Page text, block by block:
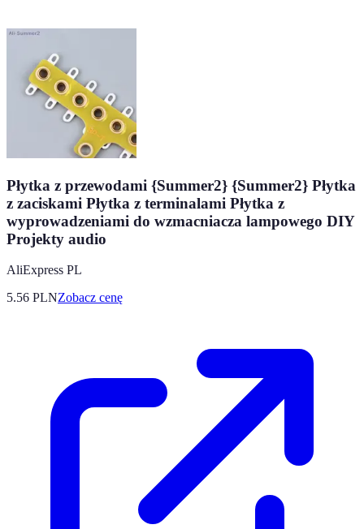
Płytka z przewodami {Summer2} {Summer2} Płytka
z zaciskami Płytka z terminalami Płytka z
wyprowadzeniami do wzmacniacza lampowego DIY
Projekty audio
AliExpress PL
5.56 PLNZobacz cenę